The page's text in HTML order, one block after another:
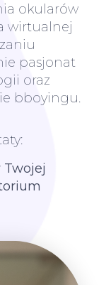
okularów
wirtualnej
pasjonat
oraz
bboyingu.